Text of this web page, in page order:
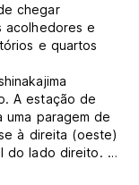
chegar
acolhedores e
e quartos
A estação de
uma paragem de
à direita (oeste)
do lado direito. A